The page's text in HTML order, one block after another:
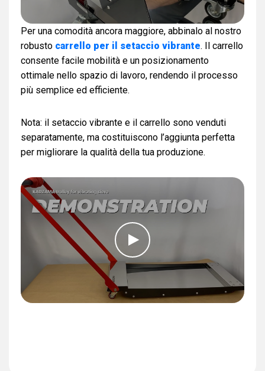
Per una comodità ancora maggiore, abbinalo al nostro
robusto carrello per il setaccio vibrante. Il carrello
consente facile mobilità e un posizionamento
ottimale nello spazio di lavoro, rendendo il processo
più semplice ed efficiente.
Nota: il setaccio vibrante e il carrello sono venduti
separatamente, ma costituiscono l’aggiunta perfetta
per migliorare la qualità della tua produzione.